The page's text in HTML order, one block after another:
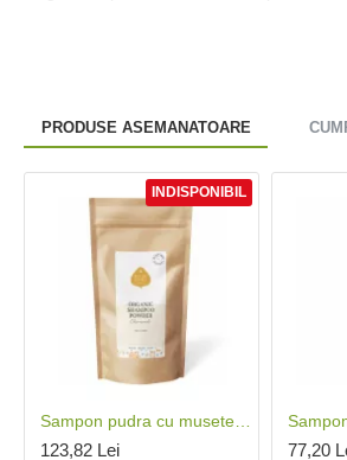
PRODUSE ASEMANATOARE
INDISPONIBIL
123,82 Lei 77,20